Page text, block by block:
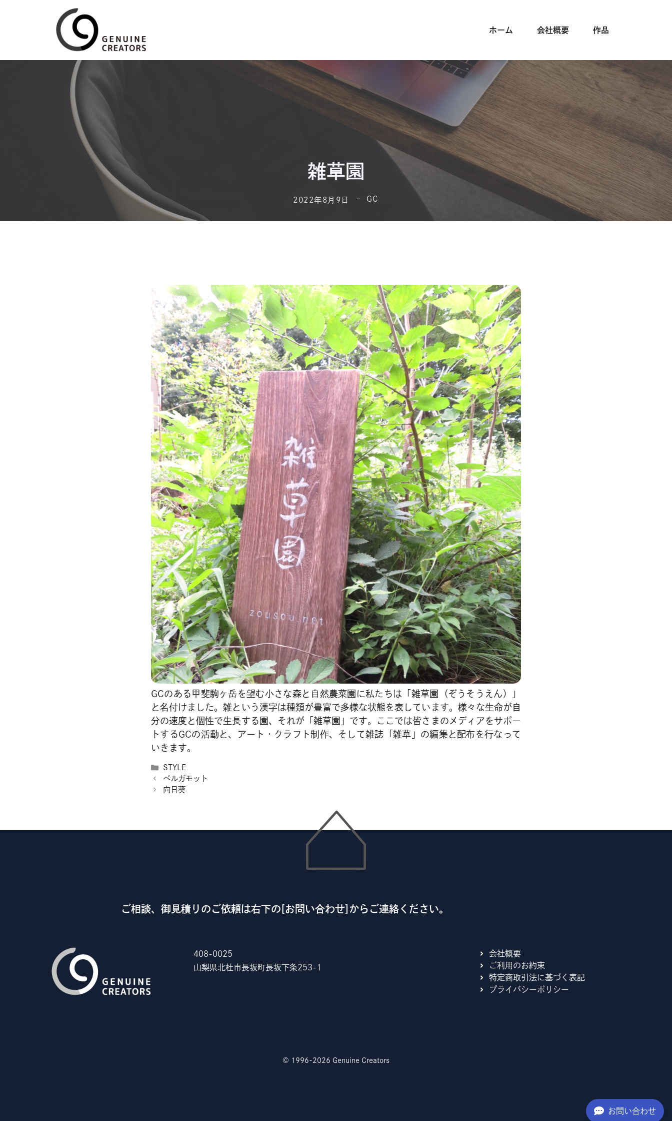
ツ
ホーム 会社概要 作品
雑草園
2022年8月9日 GC
GCのある甲斐駒ヶ岳を望む小さな森と自然農菜園に私たちは「雑草園（ぞうそうえん）」
と名付けました。雑という漢字は種類が豊富で多様な状態を表しています。様々な生命が自
分の速度と個性で生長する園、それが「雑草園」です。ここでは皆さまのメディアをサポー
トするGCの活動と、アート・クラフト制作、そして雑誌「雑草」の編集と配布を行なって
いきます。
カ
テ
ゴ
STYLE
ベルガモット
向日葵
ご相談、御見積りのご依頼は右下の[お問い合わせ]からご連絡ください。
408-0025
山梨県北杜市長坂町長坂下条253-1
会社概要
ご利用のお約束
特定商取引法に基づく表記
プライバシーポリシー
© 1996-2026 Genuine Creators
お問い合わせ